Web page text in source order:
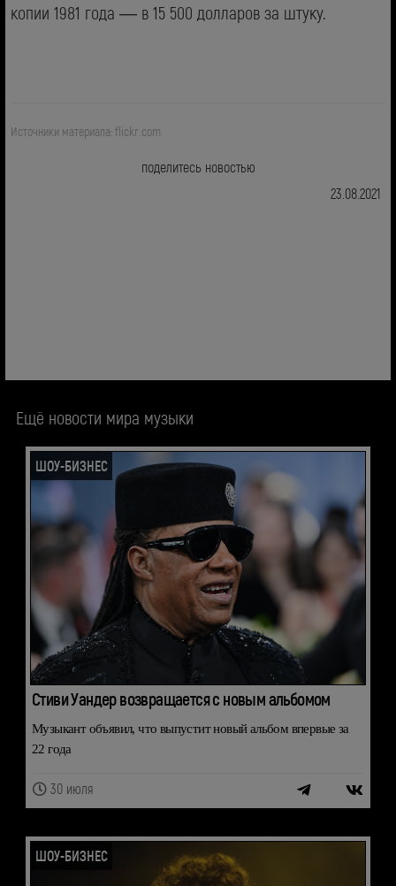
копии 1981 года — в 15 500 долларов за штуку.
Источники материала: flickr.com
поделитесь новостью
23.08.2021
Ещё новости мира музыки
ШОУ-БИЗНЕС
Стиви Уандер возвращается с новым альбомом
Музыкант объявил, что выпустит новый альбом впервые за
22 года
30 июля
ШОУ-БИЗНЕС